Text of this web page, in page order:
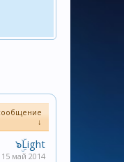
↓
๖ۣۜLight
15 май 2014